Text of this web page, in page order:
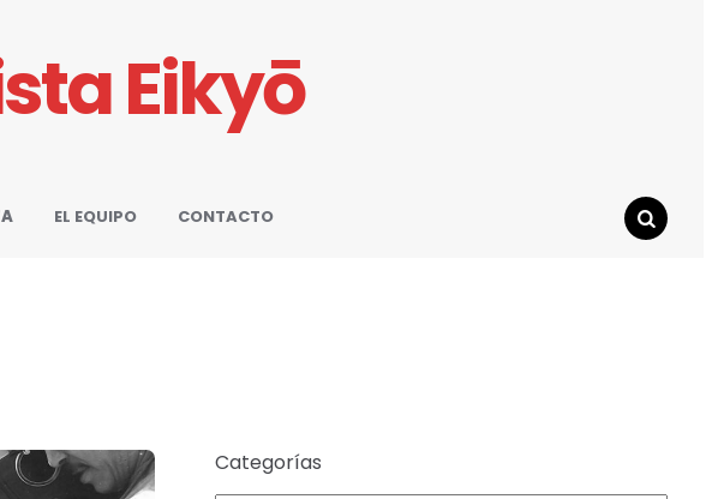
Eikyō
EL EQUIPO
CONTACTO
Categorías